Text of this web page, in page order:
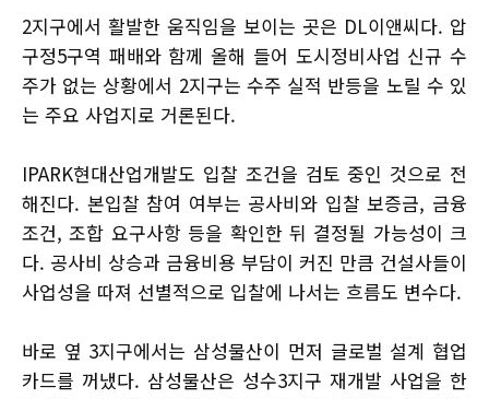
2지구에서 활발한 움직임을 보이는 곳은 DL이앤씨다. 압
구정5구역 패배와 함께 올해 들어 도시정비사업 신규 수
주가 없는 상황에서 2지구는 수주 실적 반등을 노릴 수 있
는 주요 사업지로 거론된다.
IPARK현대산업개발도 입찰 조건을 검토 중인 것으로 전
해진다. 본입찰 참여 여부는 공사비와 입찰 보증금, 금융
조건, 조합 요구사항 등을 확인한 뒤 결정될 가능성이 크
다. 공사비 상승과 금융비용 부담이 커진 만큼 건설사들이
사업성을 따져 선별적으로 입찰에 나서는 흐름도 변수다.
바로 옆 3지구에서는 삼성물산이 먼저 글로벌 설계 협업
카드를 꺼냈다. 삼성물산은 성수3지구 재개발 사업을 한